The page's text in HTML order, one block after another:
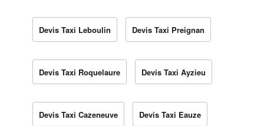
Devis Taxi Leboulin Devis Taxi Preignan
Devis Taxi Roquelaure Devis Taxi Ayzieu
Devis Taxi Cazeneuve Devis Taxi Eauze